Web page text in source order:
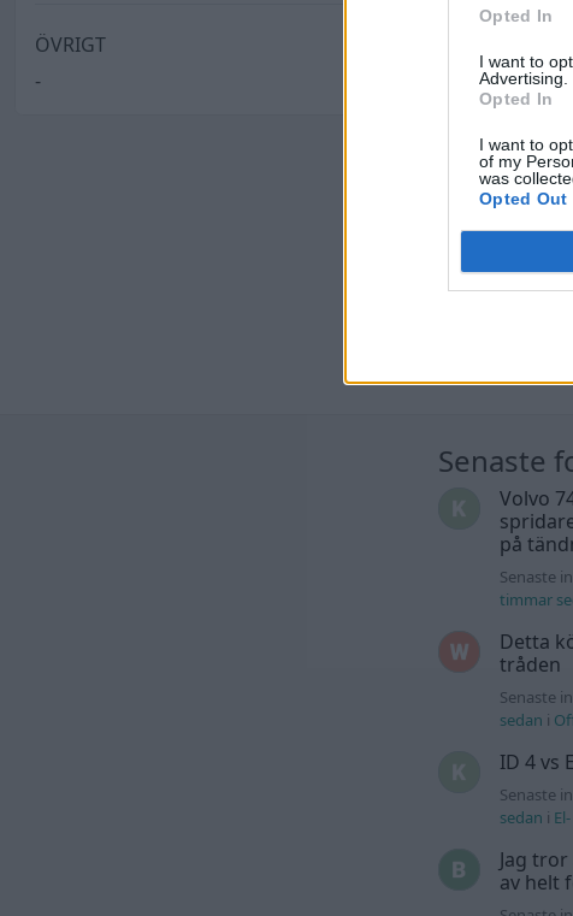
Opted In
I want to
Advertising.
Opted In
I want to
of my
was
Opted Out
ÖVRIGT
-
Senaste
Volvo
på
Senaste
timmar
Detta
tråden
Senaste
sedan i
ID 4 vs
Senaste
sedan i
Jag
av helt